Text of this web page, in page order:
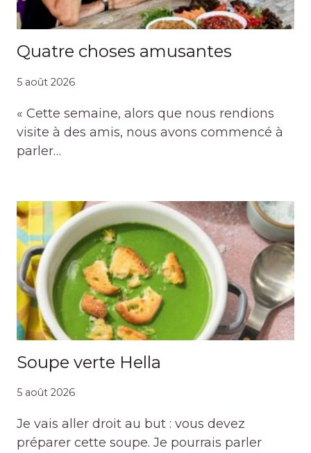
Quatre choses amusantes
5 août 2026
« Cette semaine, alors que nous rendions
visite à des amis, nous avons commencé à
parler…
Soupe verte Hella
5 août 2026
Je vais aller droit au but : vous devez
préparer cette soupe. Je pourrais parler